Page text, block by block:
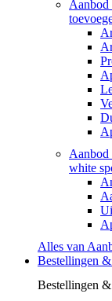
Aanbod
Aanbod
white
Alles van
Bestellingen
Bestellingen